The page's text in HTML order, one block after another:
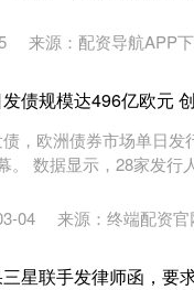
来源：配资导航APP
债规模达496亿欧元
，欧洲债券市场单日
。 数据显示，28家发行
04 来源：终端配资官
星联手发律师函，要